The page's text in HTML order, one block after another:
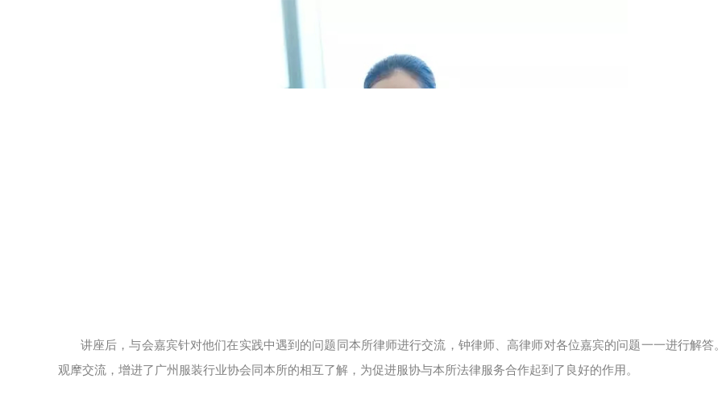
讲座后，与会嘉宾针对他们在实践中遇到的问题同本所律师进行交流，钟律师、高律师对各位嘉宾的问题一一进行解答
观摩交流，增进了广州服装行业协会同本所的相互了解，为促进服协与本所法律服务合作起到了良好的作用。